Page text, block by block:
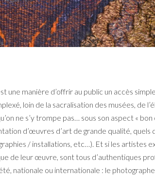
une manière d’offrir au public un accès
loin de la sacralisation des musées, de
ne s’y trompe pas… sous son aspect «
d’œuvres d’art de grande qualité,
/ installations, etc…). Et si les artistes
de leur œuvre, sont tous d’authentiques
nationale ou internationale : le